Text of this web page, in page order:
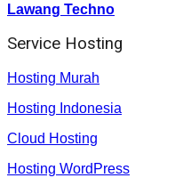
Lawang Techno
Service Hosting
Hosting Murah
Hosting Indonesia
Cloud Hosting
Hosting WordPress